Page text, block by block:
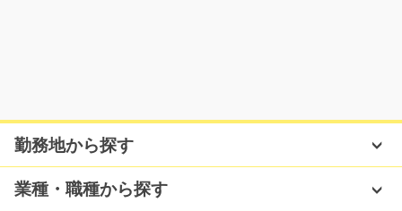
ラップ包装機にスプレー缶の補充作業/g06_00304
急募
【京都拠点オープン！オープニング募集！】 軽作業でお
探しの方、必見！…
勤務地から探す
業種・職種から探す